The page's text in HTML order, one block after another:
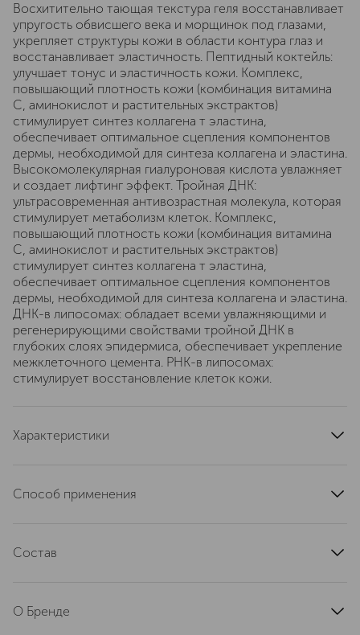
Восхитительно тающая текстура геля восстанавливает
упругость обвисшего века и морщинок под глазами,
укрепляет структуры кожи в области контура глаз и
восстанавливает эластичность. Пептидный коктейль:
улучшает тонус и эластичность кожи. Комплекс,
повышающий плотность кожи (комбинация витамина
С, аминокислот и растительных экстрактов)
стимулирует синтез коллагена т эластина,
обеспечивает оптимальное сцепления компонентов
дермы, необходимой для синтеза коллагена и эластина.
Высокомолекулярная гиалуроновая кислота увлажняет
и создает лифтинг эффект. Тройная ДНК:
ультрасовременная антивозрастная молекула, которая
стимулирует метаболизм клеток. Комплекс,
повышающий плотность кожи (комбинация витамина
С, аминокислот и растительных экстрактов)
стимулирует синтез коллагена т эластина,
обеспечивает оптимальное сцепления компонентов
дермы, необходимой для синтеза коллагена и эластина.
ДНК-в липосомах: обладает всеми увлажняющими и
регенерирующими свойствами тройной ДНК в
глубоких слоях эпидермиса, обеспечивает укрепление
межклеточного цемента. РНК-в липосомах:
стимулирует восстановление клеток кожи.
Характеристики
текстура
артикул
705962
Способ применения
кончиками пальцев после сыворотки V-Fim и перед
Состав
ACETYL TETRAPEPTIDE-5, CALCIUM DNA, COPPER
О Бренде